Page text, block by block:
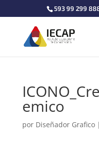
593 99 299
emico
por Diseñador Grafico|